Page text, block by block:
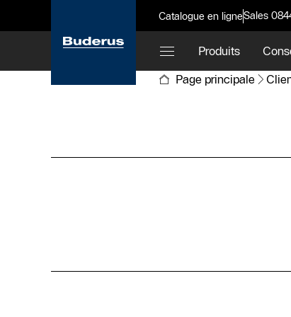
Catalogue en ligneSales
Produits
Page principale